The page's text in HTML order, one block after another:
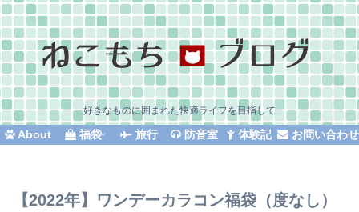
好きなものに囲まれた快適ライフを目指して
About 福袋 旅行 防音室 体験記 お問い合わせ
【2022年】ワンデーカラコン福袋（度なし）